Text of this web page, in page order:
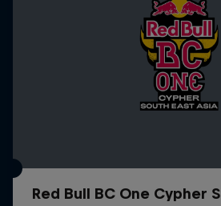
Red Bull BC One Cypher